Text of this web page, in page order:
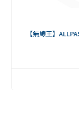
【無線王】